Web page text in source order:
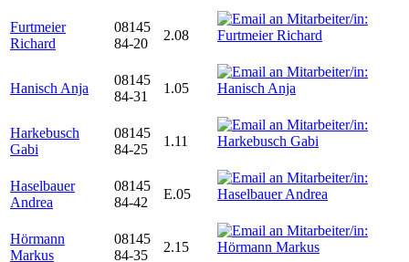
Furtmeier
Richard
08145
84-20
2.08
Hanisch Anja
08145
84-31
1.05
Harkebusch
Gabi
08145
84-25
1.11
Haselbauer
Andrea
08145
84-42
E.05
Hörmann
Markus
08145
84-35
2.15